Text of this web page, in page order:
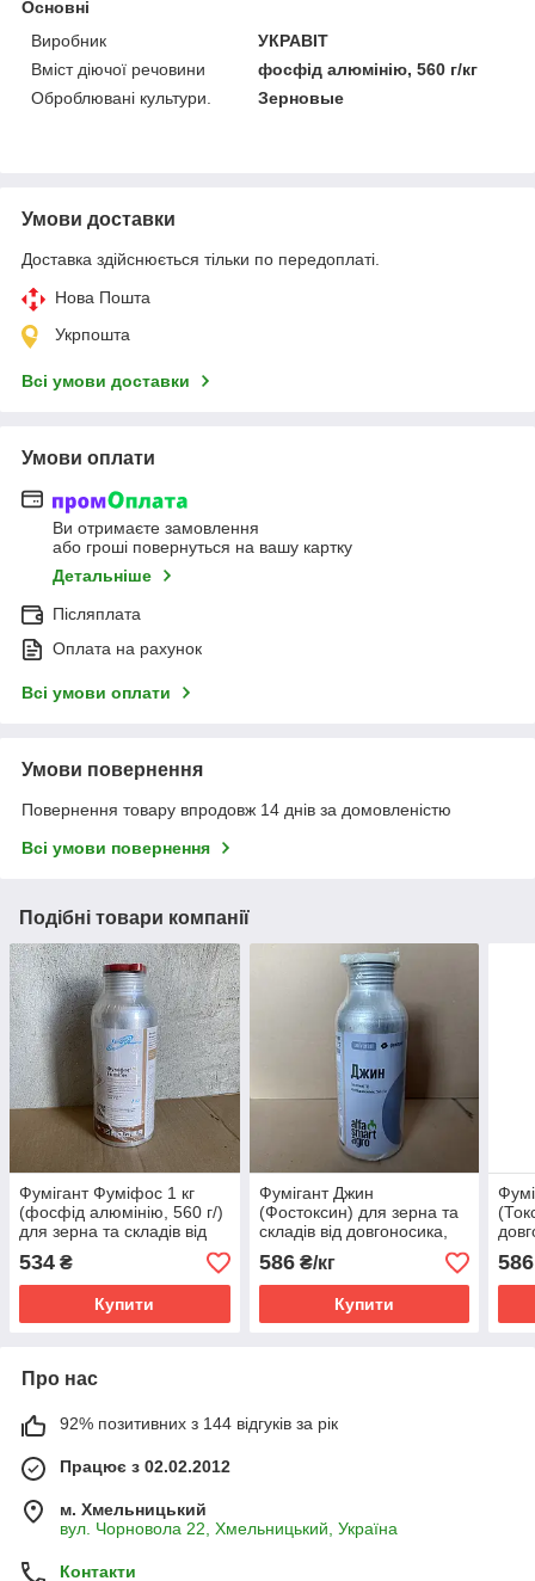
Основні
Виробник
УКРАВІТ
Вміст діючої речовини
фосфід алюмінію, 560 г/кг
Оброблювані культури.
Зерновые
Умови доставки
Доставка здійснюється тільки по передоплаті.
Нова Пошта
Укрпошта
Всі умови доставки
Умови оплати
Ви отримаєте замовлення
або гроші повернуться на вашу картку
Детальніше
Післяплата
Оплата на рахунок
Всі умови оплати
Умови повернення
Повернення товару впродовж 14 днів за домовленістю
Всі умови повернення
Подібні товари компанії
Фумігант Фуміфос 1 кг
(фосфід алюмінію, 560 г/)
для зерна та складів від
довгоносика, хрущака,
борошноїда, зернової
молі (міль)
534 ₴
Купити
Фумігант Джин
(Фостоксин) для зерна та
складів від довгоносика,
хрущака, борошноїда,
горохової зернівки,
зернової молі (міль)
586₴/кг
Купити
586
Про нас
92% позитивних з 144 відгуків за рік
Працює з 02.02.2012
м. Хмельницький
вул. Чорновола 22, Хмельницький, Україна
Контакти